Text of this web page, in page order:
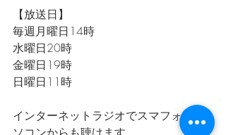
【放送日】
毎週月曜日14時
水曜日20時
金曜日19時
日曜日11時
インターネットラジオでスマフォやパ